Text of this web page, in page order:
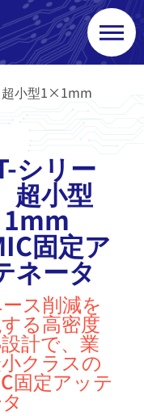
小型1×1mm
シリー
小型
固定ア
ネータ
ス削減を
る高密度
計で、業
クラスの
固定アッテ